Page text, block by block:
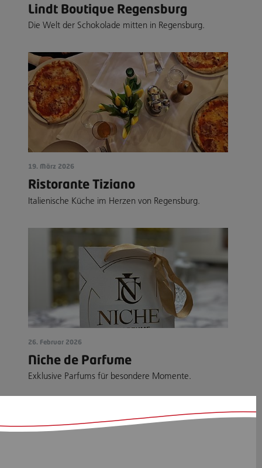
Lindt Boutique Regensburg
Die Welt der Schokolade mitten in Regensburg.
19. März 2026
Ristorante Tiziano
Italienische Küche im Herzen von Regensburg.
26. Februar 2026
Niche de Parfume
Exklusive Parfums für besondere Momente.